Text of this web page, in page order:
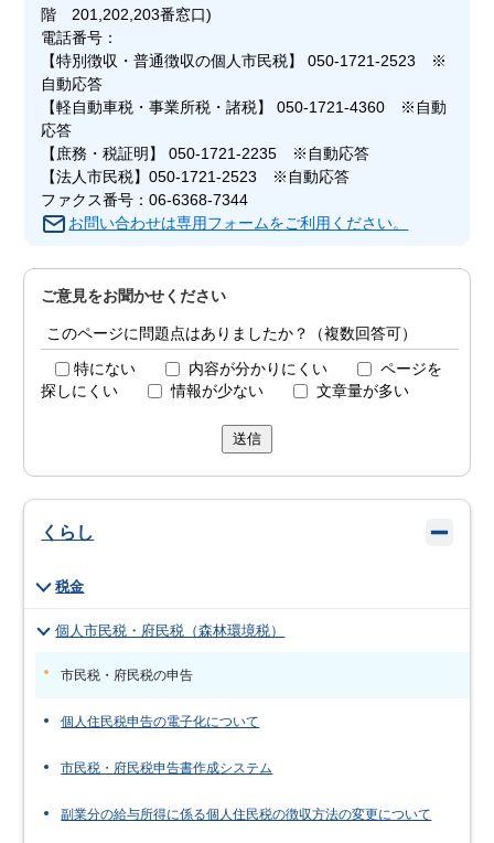
階 201,202,203番窓口)
電話番号：
【特別徴収・普通徴収の個人市民税】 050-1721-2523 ※
自動応答
【軽自動車税・事業所税・諸税】 050-1721-4360 ※自動
応答
【庶務・税証明】 050-1721-2235 ※自動応答
【法人市民税】050-1721-2523 ※自動応答
ファクス番号：06-6368-7344
お問い合わせは専用フォームをご利用ください。
ご意見をお聞かせください
このページに問題点はありましたか？（複数回答可）
特にない 内容が分かりにくい
ページを
探しにくい
情報が少ない 文章量が多い
送信
くらし
税金
個人市民税・府民税（森林環境税）
市民税・府民税の申告
個人住民税申告の電子化について
市民税・府民税申告書作成システム
副業分の給与所得に係る個人住民税の徴収方法の変更について